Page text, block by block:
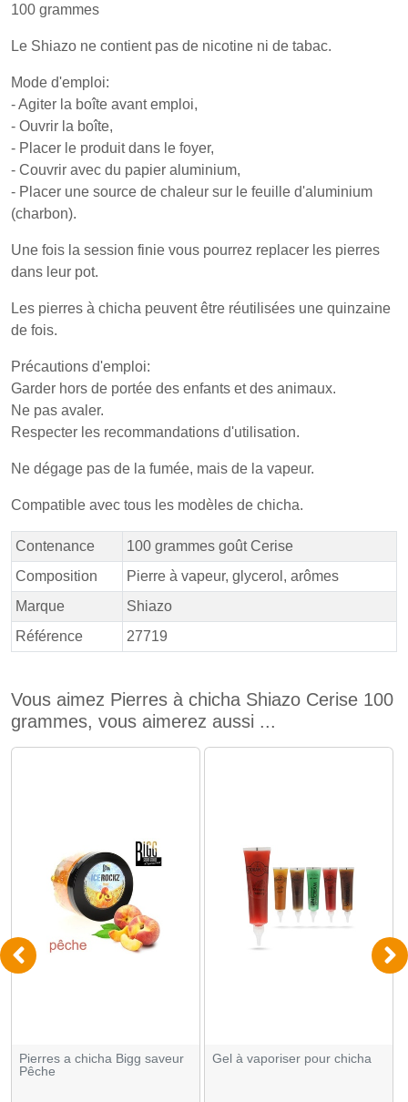
100 grammes
Le Shiazo ne contient pas de nicotine ni de tabac.
Mode d'emploi:
- Agiter la boîte avant emploi,
- Ouvrir la boîte,
- Placer le produit dans le foyer,
- Couvrir avec du papier aluminium,
- Placer une source de chaleur sur le feuille d'aluminium
(charbon).
Une fois la session finie vous pourrez replacer les pierres
dans leur pot.
Les pierres à chicha peuvent être réutilisées une quinzaine
de fois.
Précautions d'emploi:
Garder hors de portée des enfants et des animaux.
Ne pas avaler.
Respecter les recommandations d'utilisation.
Ne dégage pas de la fumée, mais de la vapeur.
Compatible avec tous les modèles de chicha.
Contenance
100 grammes goût Cerise
Composition
Pierre à vapeur, glycerol, arômes
Marque
Shiazo
Référence
27719
Vous aimez Pierres à chicha Shiazo Cerise 100
grammes, vous aimerez aussi ...
Pierres a chicha Bigg saveur
Pêche
Gel à vaporiser pour chicha